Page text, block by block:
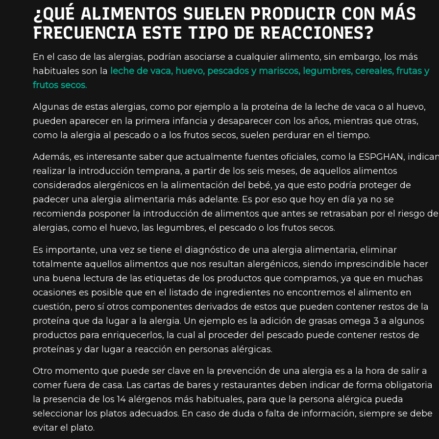
¿QUÉ ALIMENTOS SUELEN PRODUCIR CON MÁS
FRECUENCIA ESTE TIPO DE REACCIONES?
En el caso de las alergias, podrían asociarse a cualquier alimento, sin embargo, los más
habituales son la leche de vaca, huevo, pescados y mariscos, legumbres, cereales, frutas y
frutos secos.
Algunas de estas alergias, como por ejemplo a la proteína de la leche de vaca o al huevo,
pueden aparecer en la primera infancia y desaparecer con los años, mientras que otras,
como la alergia al pescado o a los frutos secos, suelen perdurar en el tiempo.
Además, es interesante saber que actualmente fuentes oficiales, como la ESPGHAN,
realizar la introducción temprana, a partir de los seis meses, de aquellos alimentos
considerados alergénicos en la alimentación del bebé, ya que esto podría proteger de
padecer una alergia alimentaria más adelante. Es por eso que hoy en día ya no se
recomienda posponer la introducción de alimentos que antes se retrasaban por el riesgo de
alergias, como el huevo, las legumbres, el pescado o los frutos secos.
Es importante, una vez se tiene el diagnóstico de una alergia alimentaria, eliminar
totalmente aquellos alimentos que nos resultan alergénicos, siendo imprescindible hacer
una buena lectura de las etiquetas de los productos que compramos, ya que en muchas
ocasiones es posible que en el listado de ingredientes no encontremos el alimento en
cuestión, pero sí otros componentes derivados de estos que pueden contener restos de la
proteína que da lugar a la alergia. Un ejemplo es la adición de grasas omega 3 a algunos
productos para enriquecerlos, la cual al proceder del pescado puede contener restos de
proteínas y dar lugar a reacción en personas alérgicas.
Otro momento que puede ser clave en la prevención de una alergia es a la hora de salir a
comer fuera de casa. Las cartas de bares y restaurantes deben indicar de forma obligatoria
la presencia de los 14 alérgenos más habituales, para que la persona alérgica pueda
seleccionar los platos adecuados. En caso de duda o falta de información, siempre se debe
evitar el plato.